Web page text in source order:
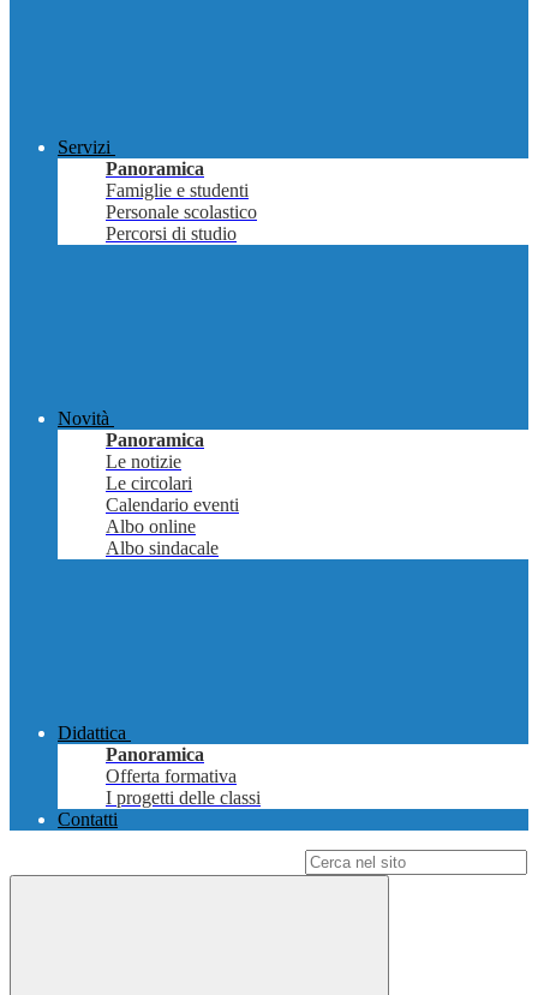
Servizi
Panoramica
Famiglie e studenti
Personale scolastico
Percorsi di studio
Novità
Panoramica
Le notizie
Le circolari
Calendario eventi
Albo online
Albo sindacale
Didattica
Panoramica
Offerta formativa
I progetti delle classi
Contatti